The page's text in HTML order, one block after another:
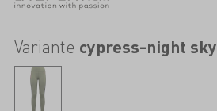
Variante cypress-night sky